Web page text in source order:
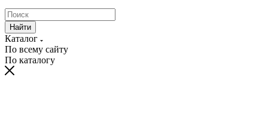
Найти
Каталог
По всему сайту
По каталогу